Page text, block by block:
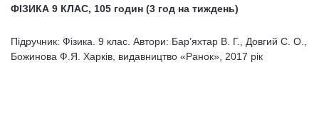
ФІЗИКА 9 КЛАС, 105 годин (3 год на тиждень)
Підручник: Фізика. 9 клас. Автори: Бар’яхтар В. Г., Довгий С. О.,
Божинова Ф.Я. Харків, видавництво «Ранок», 2017 рік